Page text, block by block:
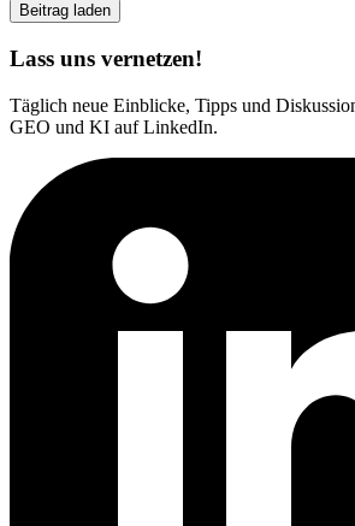
Beitrag laden
Lass uns vernetzen!
Täglich neue Einblicke, Tipps und
GEO und KI auf LinkedIn.